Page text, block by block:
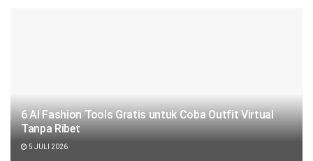
6 AI Fashion Tools Gratis untuk Coba Outfit Virtual
Tanpa Ribet
5 JULI 2026